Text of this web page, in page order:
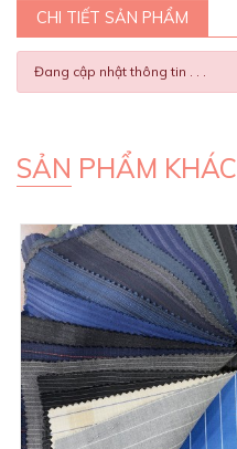
CHI TIẾT SẢN PHẨM
Đang cập nhật thông tin . . .
SẢN PHẨM KHÁC